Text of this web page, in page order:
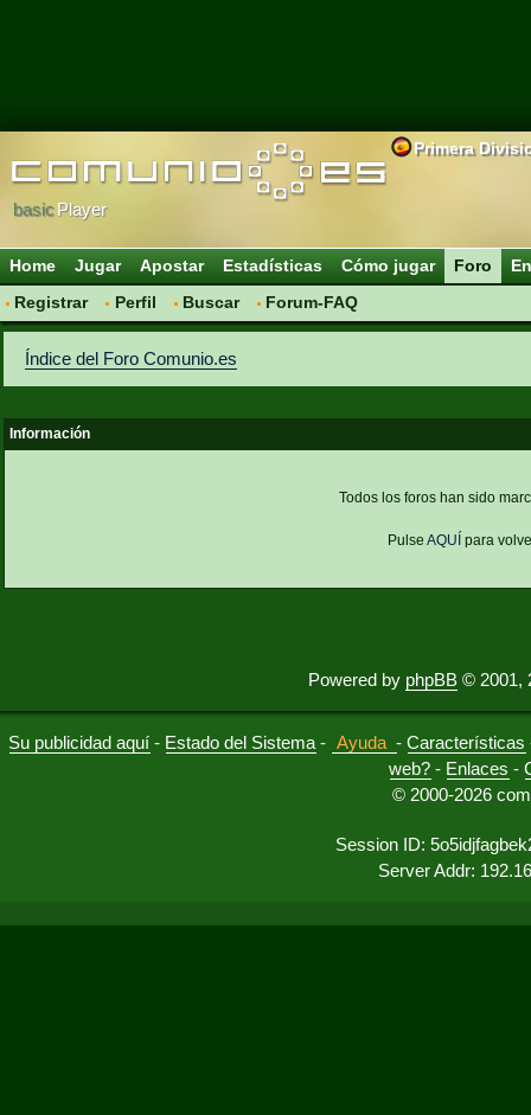
Primera
basicPlayer
Home Jugar Apostar Estadísticas Cómo jugar
Foro
Registrar
Perfil Buscar Forum-FAQ
Índice del Foro Comunio.es
Información
Todos los foros han sido
PulseAQUÍ para
Powered by phpBB © 2001,
Su publicidad aquí - Estado del Sistema - Ayuda -Características
web? - Enlaces -
© 2000-2026
Session ID:
Server Addr: